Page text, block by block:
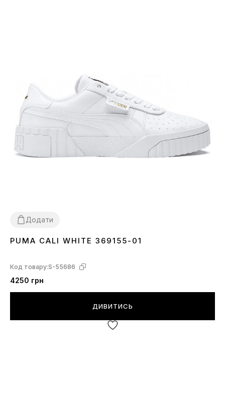
Додати
3637383940 41
PUMA CALI WHITE 369155-01
Код товару:S-55686
4250 грн
ДИВИТИСЬ